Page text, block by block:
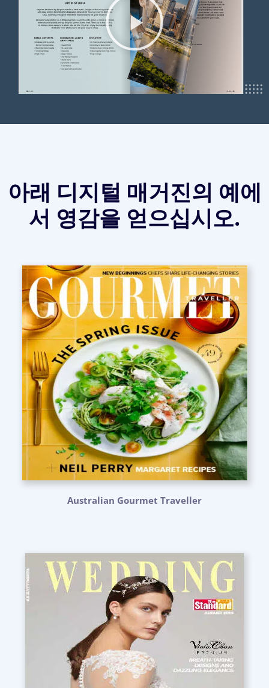
아래 디지털 매거진의 예에
서 영감을 얻으십시오.
Australian Gourmet Traveller